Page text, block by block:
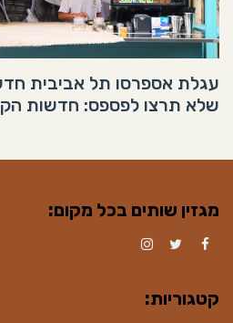
עגלת אספרסו תל אביבית
שלא תרצו לפספס: חדשות
מגזין שותים בכל מקום:
קטגוריות: